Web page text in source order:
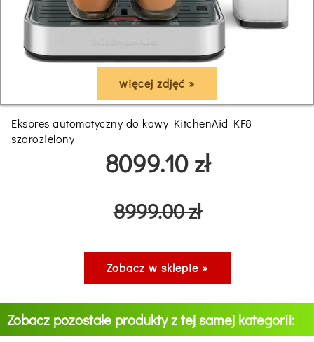
więcej zdjęć »
Ekspres automatyczny do kawy KitchenAid KF8
szarozielony
8099.10 zł
8999.00 zł
Zobacz w sklepie »
Zobacz pozostałe produkty z tej samej kategorii: